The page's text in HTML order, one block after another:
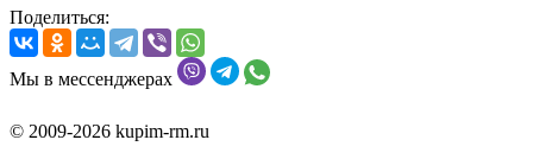
Поделиться:
Мы в мессенджерах
© 2009-2026 kupim-rm.ru